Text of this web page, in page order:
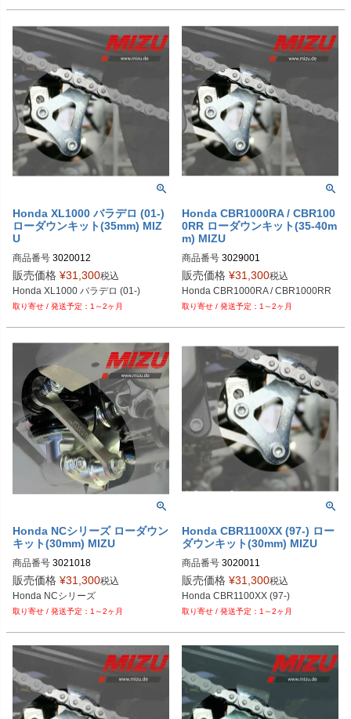
Honda XL1000 バラデロ (01-)
ローダウンキット(35mm) MIZ
U
商品番号 3020012
販売価格 ¥31,300税込
Honda XL1000 バラデロ (01-)
1～2ヶ月
Honda CBR1000RA / CBR100
0RR ローダウンキット(35-40m
m) MIZU
商品番号 3029001
販売価格 ¥31,300税込
Honda CBR1000RA / CBR1000RR
1～2ヶ月
Honda NCシリーズ ローダウン
キット(30mm) MIZU
商品番号 3021018
販売価格 ¥31,300税込
Honda NCシリーズ
1～2ヶ月
Honda CBR1100XX (97-) ロー
ダウンキット(30mm) MIZU
商品番号 3020011
販売価格 ¥31,300税込
Honda CBR1100XX (97-)
1～2ヶ月